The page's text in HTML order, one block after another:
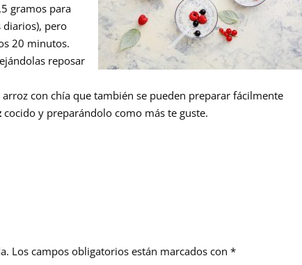
gramos para
diarios), pero
20 minutos.
reposar
con chía que también se pueden preparar fácilmente
cocido y preparándolo como más te guste.
Los campos obligatorios están marcados con*